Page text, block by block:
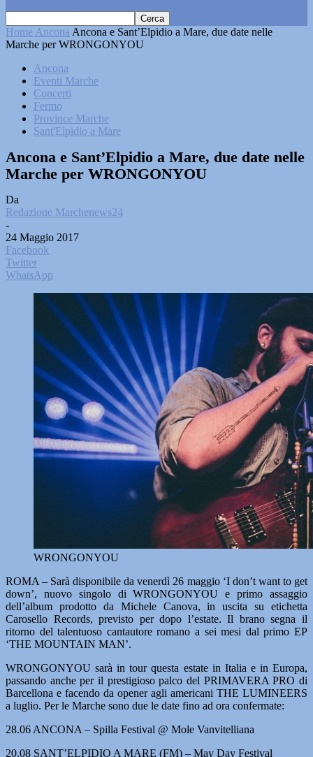
Home Ancona Ancona e Sant’Elpidio a Mare, due date nelle
Marche per WRONGONYOU
Ancona
Eventi Marche
Concerti
Fermo
Province Marche
Sant'Elpidio a Mare
Ancona e Sant’Elpidio a Mare, due date nelle
Marche per WRONGONYOU
Da
Redazione Marchenews24
-
24 Maggio 2017
Facebook
Twitter
WhatsApp
WRONGONYOU
ROMA – Sarà disponibile da venerdì 26 maggio ‘I don’t want to get
down’, nuovo singolo di WRONGONYOU e primo assaggio
dell’album prodotto da Michele Canova, in uscita su etichetta
Carosello Records, previsto per dopo l’estate. Il brano segna il
ritorno del talentuoso cantautore romano a sei mesi dal primo EP
‘THE MOUNTAIN MAN’.
WRONGONYOU sarà in tour questa estate in Italia e in Europa,
passando anche per il prestigioso palco del PRIMAVERA PRO di
Barcellona e facendo da opener agli americani THE LUMINEERS
a luglio. Per le Marche sono due le date fino ad ora confermate:
28.06 ANCONA – Spilla Festival @ Mole Vanvitelliana
20.08 SANT’ELPIDIO A MARE (FM) – May Day Festival